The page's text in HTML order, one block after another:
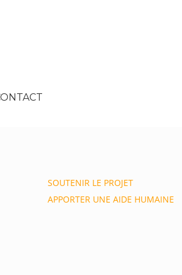
SOUTENIR LE PROJET
APPORTER UNE AIDE HUMAINE